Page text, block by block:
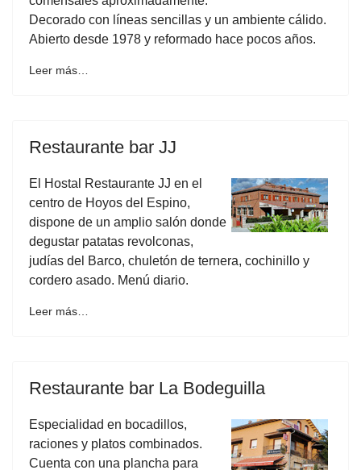
Decorado con líneas sencillas y un ambiente cálido.
Abierto desde 1978 y reformado hace pocos años.
Leer más…
Restaurante bar JJ
El Hostal Restaurante JJ en el
centro de Hoyos del Espino,
dispone de un amplio salón donde
degustar patatas revolconas,
judías del Barco, chuletón de ternera, cochinillo y
cordero asado. Menú diario.
Leer más…
Restaurante bar La Bodeguilla
Especialidad en bocadillos,
raciones y platos combinados.
Cuenta con una plancha para